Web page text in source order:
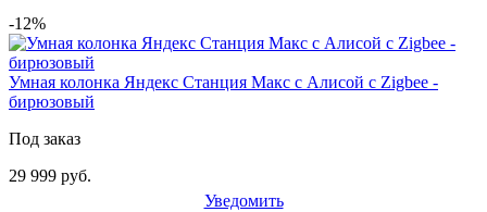
-12%
Умная колонка Яндекс Станция Макс с Алисой с Zigbee -
бирюзовый
Под заказ
29 999 руб.
Уведомить